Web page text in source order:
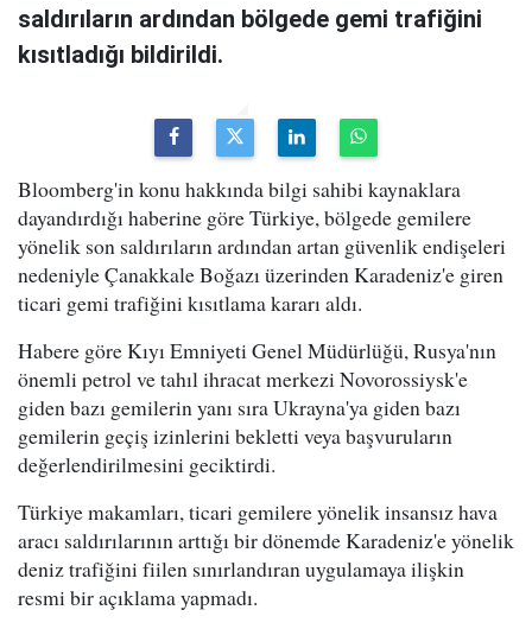
saldırıların ardından bölgede gemi trafiğini
kısıtladığı bildirildi.
Bloomberg'in konu hakkında bilgi sahibi kaynaklara
dayandırdığı haberine göre Türkiye, bölgede gemilere
yönelik son saldırıların ardından artan güvenlik endişeleri
nedeniyle Çanakkale Boğazı üzerinden Karadeniz'e giren
ticari gemi trafiğini kısıtlama kararı aldı.
Habere göre Kıyı Emniyeti Genel Müdürlüğü, Rusya'nın
önemli petrol ve tahıl ihracat merkezi Novorossiysk'e
giden bazı gemilerin yanı sıra Ukrayna'ya giden bazı
gemilerin geçiş izinlerini bekletti veya başvuruların
değerlendirilmesini geciktirdi.
Türkiye makamları, ticari gemilere yönelik insansız hava
aracı saldırılarının arttığı bir dönemde Karadeniz'e yönelik
deniz trafiğini fiilen sınırlandıran uygulamaya ilişkin
resmi bir açıklama yapmadı.